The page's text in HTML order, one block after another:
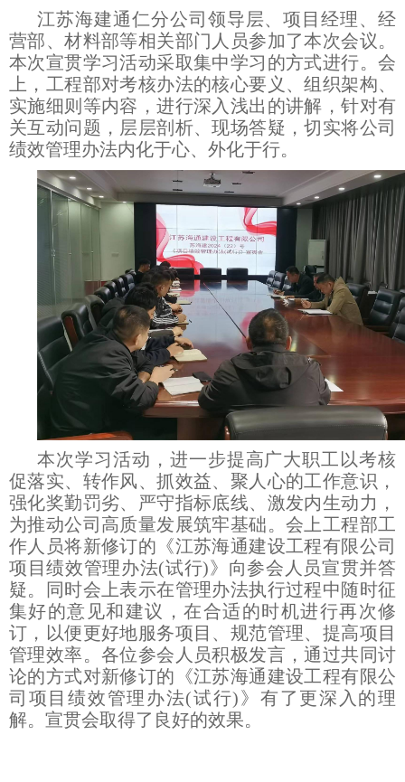
江苏海建通仁分公司领导层、项目经理、经
营部、材料部等相关部门人员参加了本次会议。
本次宣贯学习活动采取集中学习的方式进行。会
上，工程部对考核办法的核心要义、组织架构、
实施细则等内容，进行深入浅出的讲解，针对有
关互动问题，层层剖析、现场答疑，切实将公司
绩效管理办法内化于心、外化于行。
本次学习活动，进一步提高广大职工以考核
促落实、转作风、抓效益、聚人心的工作意识，
强化奖勤罚劣、严守指标底线、激发内生动力，
为推动公司高质量发展筑牢基础。会上工程部工
作人员将新修订的《江苏海通建设工程有限公司
项目绩效管理办法(试行)》向参会人员宣贯并答
疑。同时会上表示在管理办法执行过程中随时征
集好的意见和建议，在合适的时机进行再次修
订，以便更好地服务项目、规范管理、提高项目
管理效率。 各位参会人员积极发言，通过共同讨
论的方式对新修订的《江苏海通建设工程有限公
司项目绩效管理办法(试行)》有了更深入的理
解。 宣贯会取得了良好的效果。